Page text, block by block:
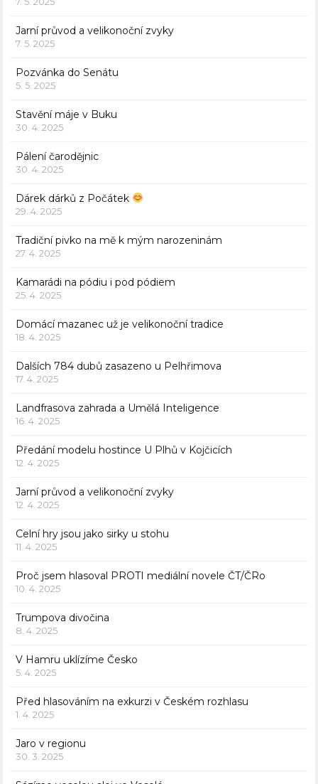
Jarní průvod a velikonoční zvyky
7. 5. 2025
Pozvánka do Senátu
5. 5. 2025
Stavění máje v Buku
30. 4. 2025
Pálení čarodějnic
30. 4. 2025
Dárek dárků z Počátek
29. 4. 2025
Tradiční pivko na mě k mým narozeninám
27. 4. 2025
Kamarádi na pódiu i pod pódiem
25. 4. 2025
Domácí mazanec už je velikonoční tradice
18. 4. 2025
Dalších 784 dubů zasazeno u Pelhřimova
17. 4. 2025
Landfrasova zahrada a Umělá Inteligence
16. 4. 2025
Předání modelu hostince U Plhů v Kojčicích
12. 4. 2025
Jarní průvod a velikonoční zvyky
12. 4. 2025
Celní hry jsou jako sirky u stohu
11. 4. 2025
Proč jsem hlasoval PROTI mediální novele ČT/ČRo
10. 4. 2025
Trumpova divočina
8. 4. 2025
V Hamru uklízíme Česko
5. 4. 2025
Před hlasováním na exkurzi v Českém rozhlasu
1. 4. 2025
Jaro v regionu
30. 3. 2025